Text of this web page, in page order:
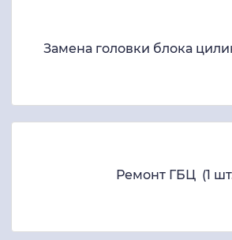
Замена головки блока
Ремонт ГБЦ (1